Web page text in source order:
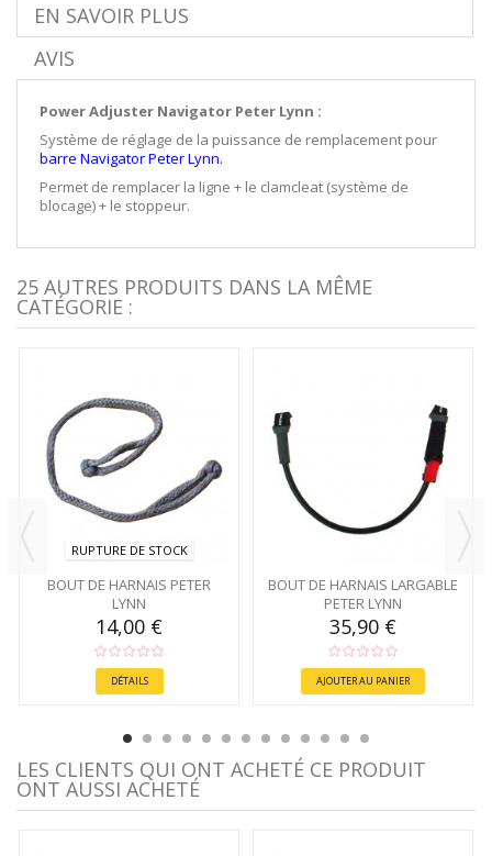
EN SAVOIR PLUS
AVIS
Power Adjuster Navigator Peter Lynn :
Système de réglage de la puissance de remplacement pour
barre Navigator Peter Lynn.
Permet de remplacer la ligne + le clamcleat (système de
blocage) + le stoppeur.
25 AUTRES PRODUITS DANS LA MÊME
CATÉGORIE :
RUPTURE DE STOCK
BOUT DE HARNAIS PETER
LYNN
14,00 €
DÉTAILS
BOUT DE HARNAIS LARGABLE
PETER LYNN
35,90 €
AJOUTER AU PANIER
LES CLIENTS QUI ONT ACHETÉ CE PRODUIT
ONT AUSSI ACHETÉ